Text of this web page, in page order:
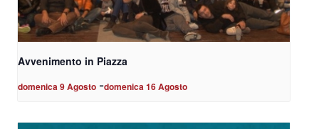
Avvenimento in Piazza
domenica 9 Agosto -domenica 16 Agosto